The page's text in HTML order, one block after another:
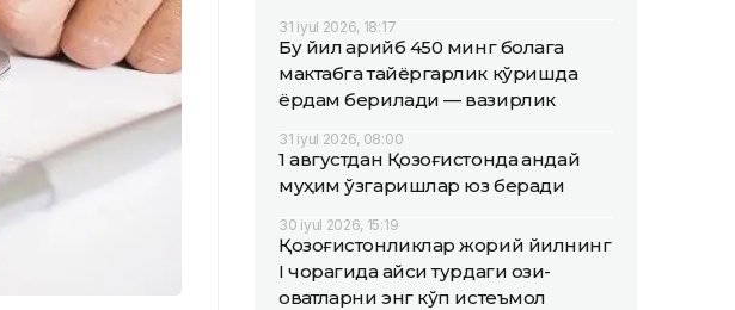
31 iyul 2026, 18:17
Бу йил қарийб 450 минг болага
мактабга тайёргарлик кўришда
ёрдам берилади — вазирлик
31 iyul 2026, 08:00
1 августдан Қозоғистонда қандай
муҳим ўзгаришлар юз беради
30 iyul 2026, 15:19
Қозоғистонликлар жорий йилнинг
I чорагида қайси турдаги озиқ-
овқатларни энг кўп истеъмол